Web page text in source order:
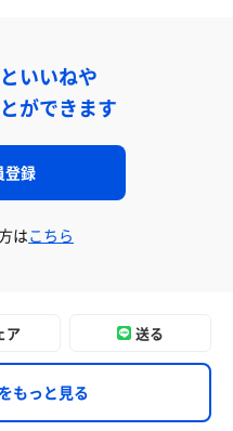
いいねや
ができます
登録
はこちら
ア 送る
もっと見る